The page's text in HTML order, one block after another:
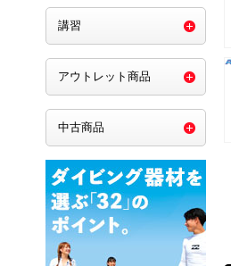
講習
アウトレット商品
中古商品